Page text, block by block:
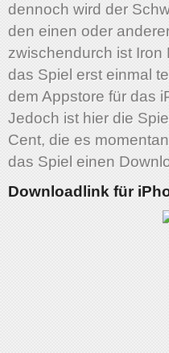
dennoch wird der
den einen oder
zwischendurch ist
das Spiel erst einmal
dem Appstore für das
Jedoch ist hier die
Cent, die es
das Spiel einen
Downloadlink für